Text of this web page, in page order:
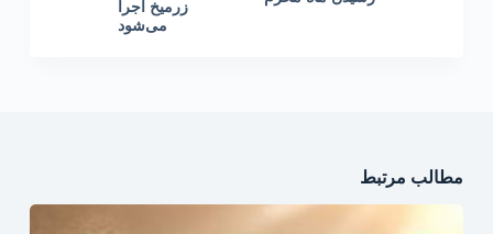
زرمیخ اجرا
می‌شود
مطالب مرتبط